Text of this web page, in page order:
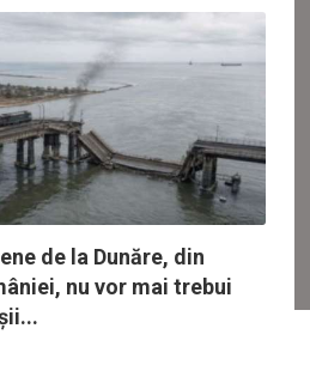
de la Dunăre, din
nu vor mai trebui